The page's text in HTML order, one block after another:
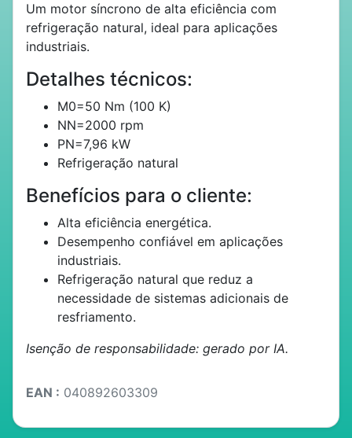
Um motor síncrono de alta eficiência com
refrigeração natural, ideal para aplicações
industriais.
Detalhes técnicos:
M0=50 Nm (100 K)
NN=2000 rpm
PN=7,96 kW
Refrigeração natural
Benefícios para o cliente:
Alta eficiência energética.
Desempenho confiável em aplicações
industriais.
Refrigeração natural que reduz a
necessidade de sistemas adicionais de
resfriamento.
Isenção de responsabilidade: gerado por IA.
EAN : 040892603309